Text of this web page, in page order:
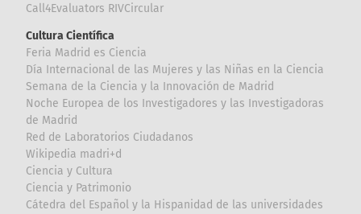
Call4Evaluators RIVCircular
Cultura Científica
Feria Madrid es Ciencia
Día Internacional de las Mujeres y las Niñas en la Ciencia
Semana de la Ciencia y la Innovación de Madrid
Noche Europea de los Investigadores y las Investigadoras
de Madrid
Red de Laboratorios Ciudadanos
Wikipedia madri+d
Ciencia y Cultura
Ciencia y Patrimonio
Cátedra del Español y la Hispanidad de las universidades